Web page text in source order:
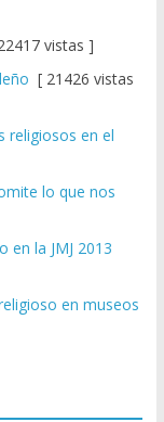
vistas ]
[ 21426 vistas
religiosos en el
lo que nos
en la JMJ 2013
en museos